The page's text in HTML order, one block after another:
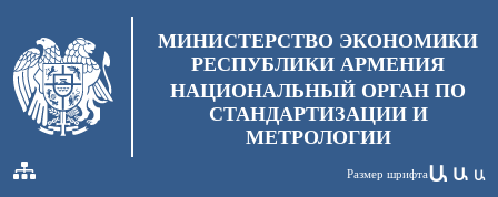
МИНИСТЕРСТВО ЭКОНОМИКИ
РЕСПУБЛИКИ АРМЕНИЯ
НАЦИОНАЛЬНЫЙ ОРГАН ПО
СТАНДАРТИЗАЦИИ И
МЕТРОЛОГИИ
Размер шрифтаԱ Ա Ա